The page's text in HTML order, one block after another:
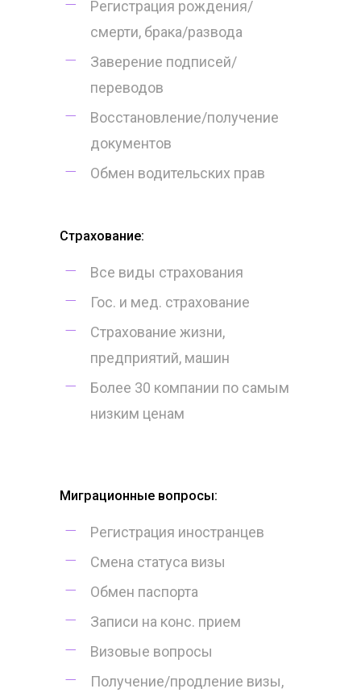
Регистрация рождения/
смерти, брака/развода
Заверение подписей/
переводов
Восстановление/получение
документов
Обмен водительских прав
Страхование:
Все виды страхования
Гос. и мед. страхование
Страхование жизни,
предприятий, машин
Более 30 компании по самым
низким ценам
Миграционные вопросы:
Регистрация иностранцев
Смена статуса визы
Обмен паспорта
Записи на конс. прием
Визовые вопросы
Получение/продление визы,